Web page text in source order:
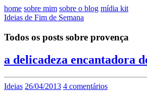
home sobre mim sobre o blog mídia kit
Ideias de Fim de Semana
Todos os posts sobre provença
a delicadeza encantadora
Ideias 26/04/2013 4 comentários